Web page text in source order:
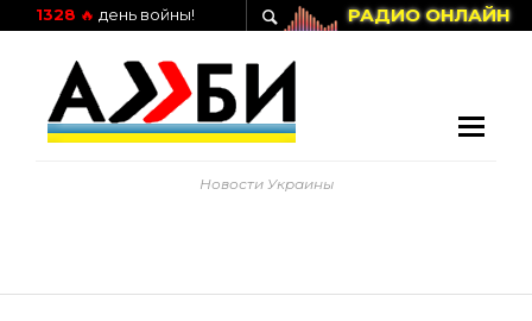
РАДИО ОНЛАЙН
1328 🔥 день войны!
Новости Украины